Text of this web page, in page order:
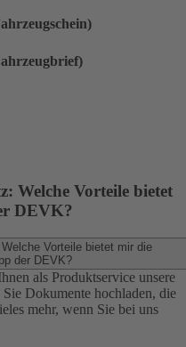
Welche Vorteile bietet
DEVK?
Vorteile bietet mir die
der DEVK?
als Produktservice unsere
Dokumente hochladen, die
mehr, wenn Sie bei uns